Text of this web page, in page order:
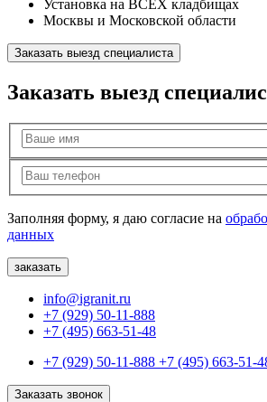
Установка на ВСЕХ кладбищах
Москвы и Московской области
Заказать выезд специалиста
Заказать выезд
Заполняя форму, я даю согласие на
данных
info@igranit.ru
+7 (929) 50-11-888
+7 (495) 663-51-48
+7 (929) 50-11-888 +7 (495) 663-51-
Заказать звонок